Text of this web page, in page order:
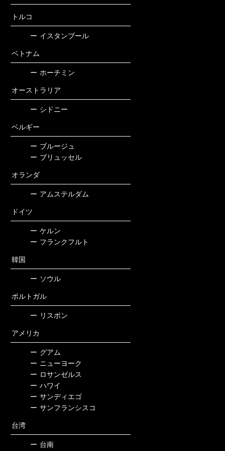
トルコ
ー イスタンブール
ベトナム
ー ホーチミン
オーストラリア
ー シドニー
ベルギー
ー ブルージュ
ー ブリュッセル
オランダ
ー アムステルダム
ドイツ
ー ケルン
ー フランクフルト
韓国
ー ソウル
ポルトガル
ー リスボン
アメリカ
ー グアム
ー ニューヨーク
ー ロサンゼルス
ー ハワイ
ー サンディエゴ
ー サンフランシスコ
台湾
ー 台南